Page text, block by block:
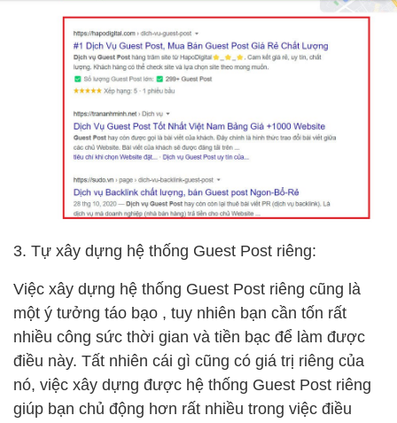
3. Tự xây dựng hệ thống Guest Post riêng:
Việc xây dựng hệ thống Guest Post riêng cũng là
một ý tưởng táo bạo , tuy nhiên bạn cần tốn rất
nhiều công sức thời gian và tiền bạc để làm được
điều này. Tất nhiên cái gì cũng có giá trị riêng của
nó, việc xây dựng được hệ thống Guest Post riêng
giúp bạn chủ động hơn rất nhiều trong việc điều